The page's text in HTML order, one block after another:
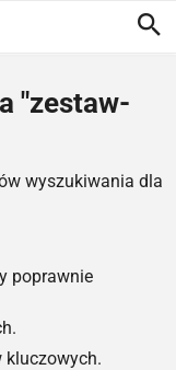
"zestaw-
wyszukiwania dla
poprawnie
kluczowych.